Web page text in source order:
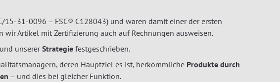
15-31-0096 – FSC® C128043) und waren damit einer der ersten
wir Artikel mit Zertifizierung auch auf Rechnungen ausweisen.
unsererStrategiefestgeschrieben.
deren Hauptziel es ist, herkömmliche Produkte durch
– und dies bei gleicher Funktion.